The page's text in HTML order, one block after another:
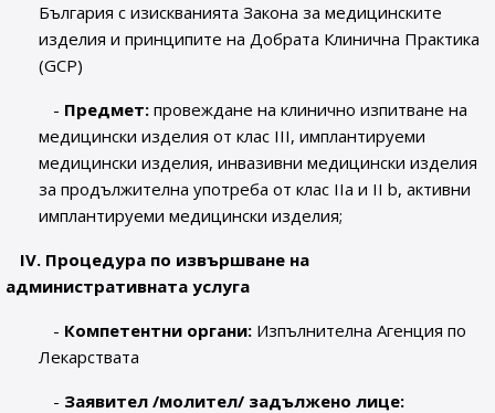
България с изискванията Закона за медицинските
изделия и принципите на Добрата Клинична Практика
(GCP)
- Предмет: провеждане на клинично изпитване на
медицински изделия от клас ІІІ, имплантируеми
медицински изделия, инвазивни медицински изделия
за продължителна употреба от клас ІІа и ІІ b, активни
имплантируеми медицински изделия;
ІV. Процедура по извършване на
административната услуга
- Компетентни органи: Изпълнителна Агенция по
Лекарствата
- Заявител /молител/ задължено лице: